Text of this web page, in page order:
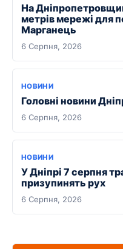
На
метрів мережі для
Марганець
6 Серпня, 2026
НОВИНИ
Головні новини
6 Серпня, 2026
НОВИНИ
У Дніпрі 7 серпня
призупинять рух
6 Серпня, 2026